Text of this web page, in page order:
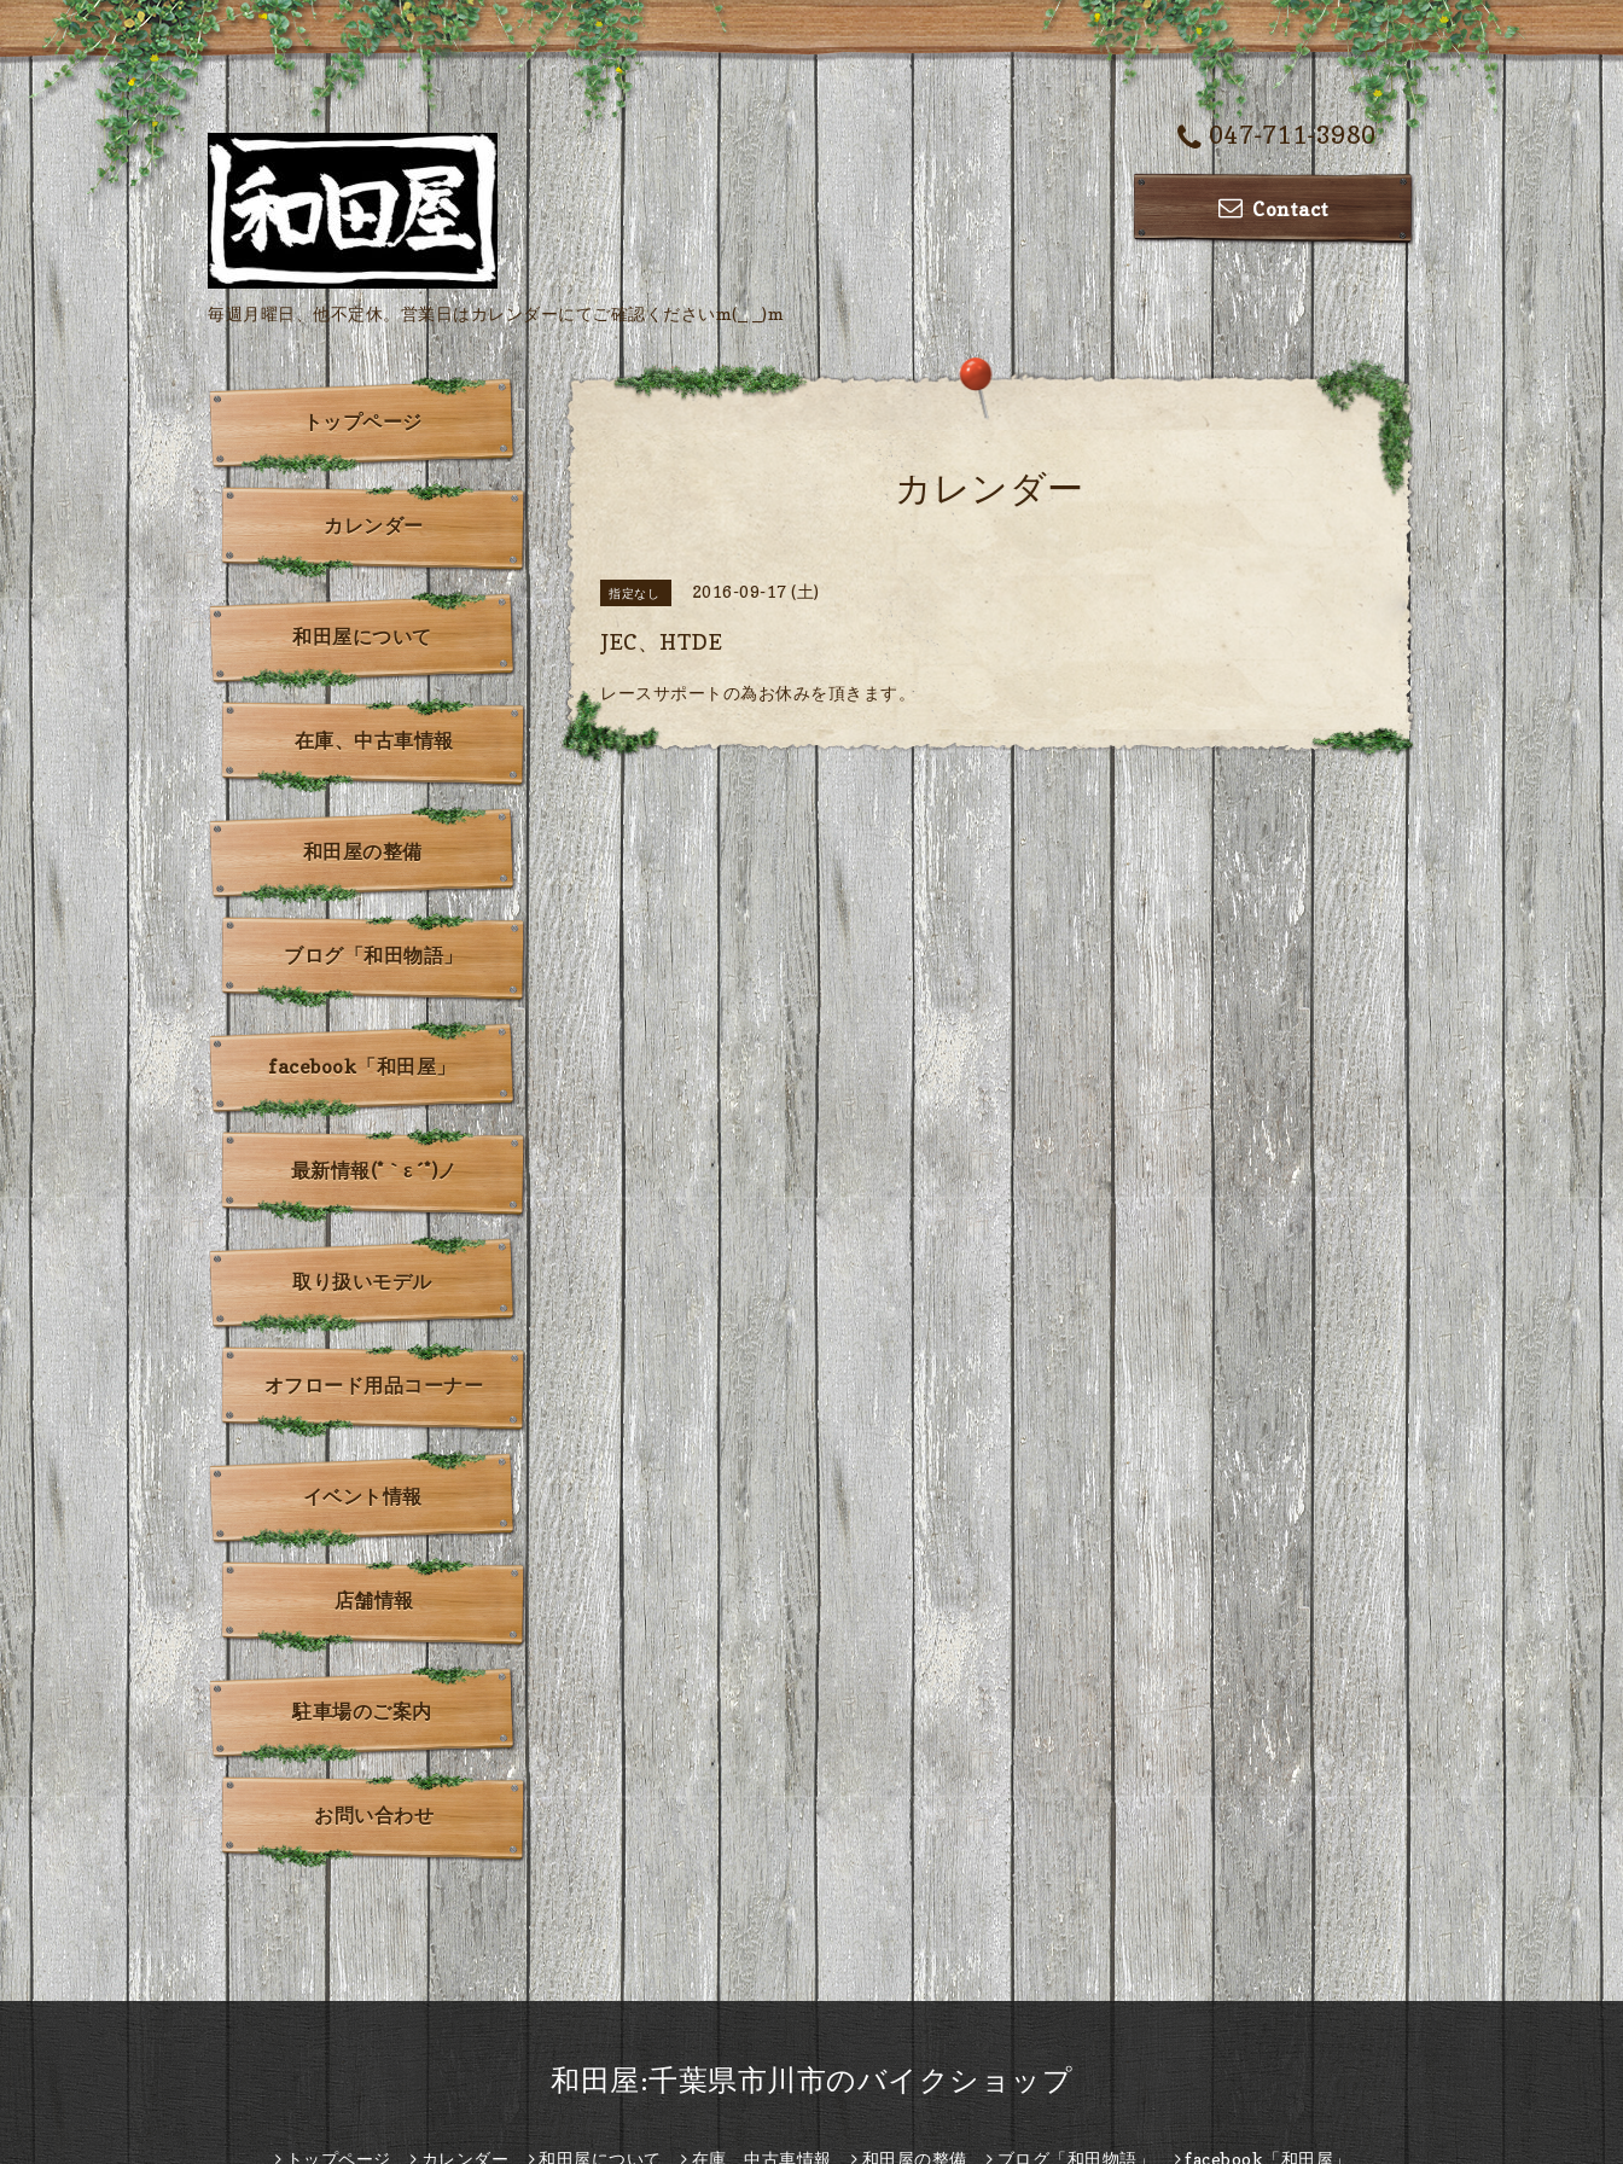
047-711-3980
Contact
毎週月曜日、他不定休。営業日はカレンダーにてご確認くださいm(_ _)m
カレンダー
指定なし 2016-09-17 (土)
JEC、HTDE
レースサポートの為お休みを頂きます。
トップページ
カレンダー
和田屋について
在庫、中古車情報
和田屋の整備
ブログ「和田物語」
facebook「和田屋」
最新情報(*｀ε´*)ノ
取り扱いモデル
オフロード用品コーナー
イベント情報
店舗情報
駐車場のご案内
お問い合わせ
和田屋:千葉県市川市のバイクショップ
トップページ カレンダー 和田屋について 在庫、中古車情報 和田屋の整備 ブログ「和田物語」 facebook「和田屋」